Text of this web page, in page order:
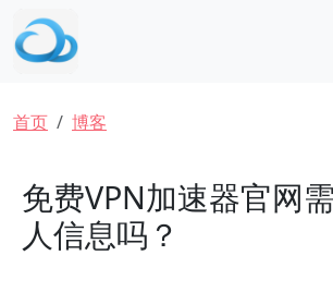
跳转到主要内容
面包屑
首页 博客
免费VPN加速器官网
人信息吗？